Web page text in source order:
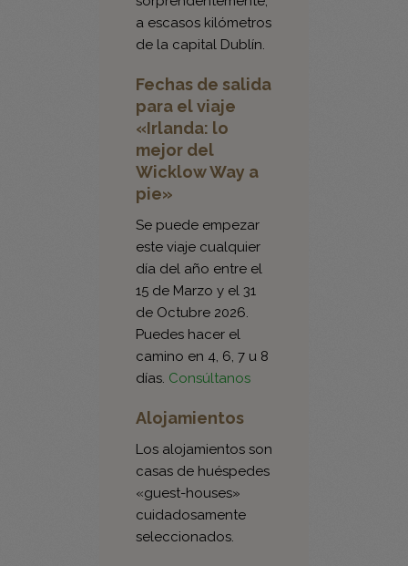
Fechas de salida
«Irlanda: lo
mejor del
Wicklow Way a
pie»
Se puede empezar
este viaje cualquier
día del año entre el
15 de Marzo y el 31
de Octubre 2026.
Puedes hacer el
camino en 4, 6, 7 u 8
días.Consúltanos
Alojamientos
casas de huéspedes
«guest-houses»
cuidadosamente
seleccionados.
Dificultad